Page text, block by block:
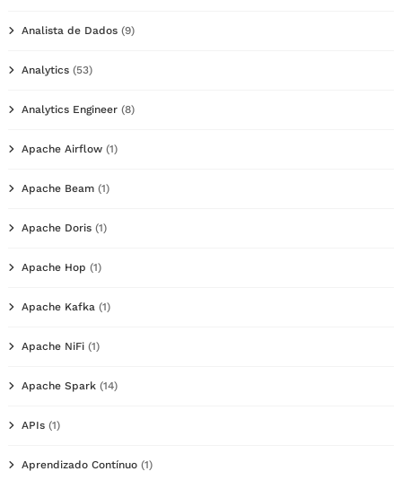
Analista de Dados (9)
Analytics (53)
Analytics Engineer (8)
Apache Airflow (1)
Apache Beam (1)
Apache Doris (1)
Apache Hop (1)
Apache Kafka (1)
Apache NiFi (1)
Apache Spark (14)
APIs (1)
Aprendizado Contínuo (1)